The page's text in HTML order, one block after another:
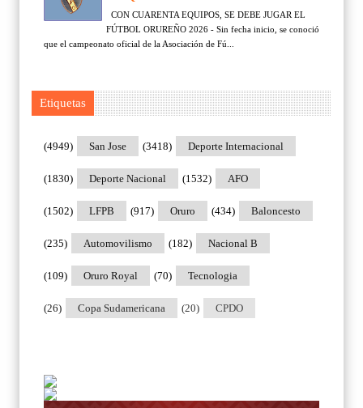
CON CUARENTA EQUIPOS, SE DEBE JUGAR EL
FÚTBOL ORUREÑO 2026 - Sin fecha inicio, se conoció
que el campeonato oficial de la Asociación de Fú...
Etiquetas
San Jose
(4949) Deporte Internacional
(3418)
Deporte Nacional
(1830) AFO
(1532)
LFPB
(1502) Oruro
(917) Baloncesto
(434)
Automovilismo
(235) Nacional B
(182)
Oruro Royal
(109) Tecnologia
(70)
Copa Sudamericana
(26) CPDO
(20)